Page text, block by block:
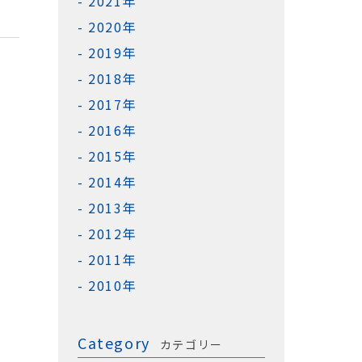
2020年
2019年
2018年
2017年
2016年
2015年
2014年
2013年
2012年
2011年
2010年
Category カテゴリー